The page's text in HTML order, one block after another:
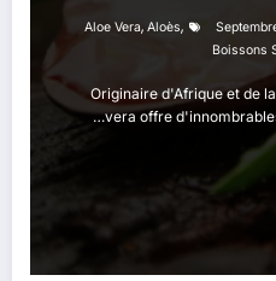
Aloe Vera, Aloès,
Boissons
Originaire d'Afrique et de
vera offre